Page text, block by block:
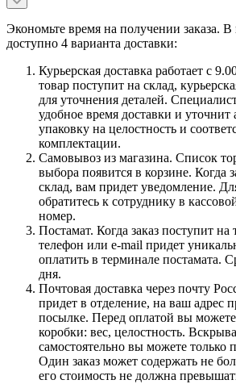
Экономьте время на получении заказа. В
доступно 4 варианта доставки:
Курьерская доставка работает с
товар поступит на склад,
для уточнения деталей.
удобное время доставки и уточнит
упаковку на целостность и
комплектации.
Самовывоз из магазина. Список
выбора появится в корзине. Когда
склад, вам придет уведомление.
обратитесь к сотруднику в
номер.
Постамат. Когда заказ поступит на
телефон или e-mail придет
оплатить в терминале постамата.
дня.
Почтовая доставка через почту
придет в отделение, на ваш адрес
посылке. Перед оплатой вы
коробки: вес, целостность.
самостоятельно вы можете только
Один заказ может содержать не
его стоимость не должна